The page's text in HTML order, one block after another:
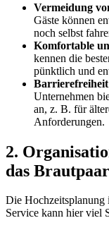
Vermeidung
Gäste können
noch selbst
Komfortable
kennen die
pünktlich und
Unternehmen
an, z. B. für
Anforderungen.
2.
das Brautpaar
Die Hochzeitsplanung
Service kann hier viel